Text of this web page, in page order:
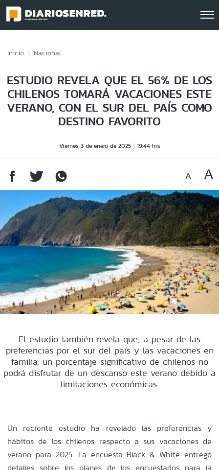
Inicio Nacional
ESTUDIO REVELA QUE EL 56% DE LOS
CHILENOS TOMARÁ VACACIONES ESTE
VERANO, CON EL SUR DEL PAÍS COMO
DESTINO FAVORITO
Viernes 3 de enero de 2025 19:44 hrs
El estudio también revela que, a pesar de las
preferencias por el sur del país y las vacaciones en
familia, un porcentaje significativo de chilenos no
podrá disfrutar de un descanso este verano debido a
limitaciones económicas.
Un reciente estudio ha revelado las preferencias y
hábitos de los chilenos respecto a sus vacaciones de
verano para 2025. La encuesta Black & White entregó
detalles sobre los planes de los encuestados para la